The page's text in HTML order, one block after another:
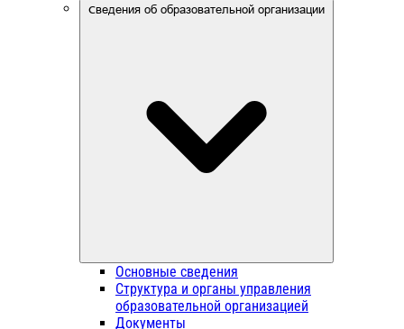
Сведения об образовательной организации
Основные сведения
Структура и органы управления
образовательной организацией
Документы